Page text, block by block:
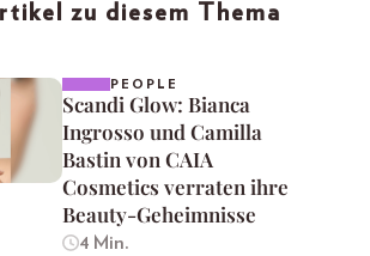
zu diesem Thema
PEOPLE
Scandi Glow: Bianca
Ingrosso und Camilla
Bastin von CAIA
Cosmetics verraten ihre
Beauty-Geheimnisse
4 Min.